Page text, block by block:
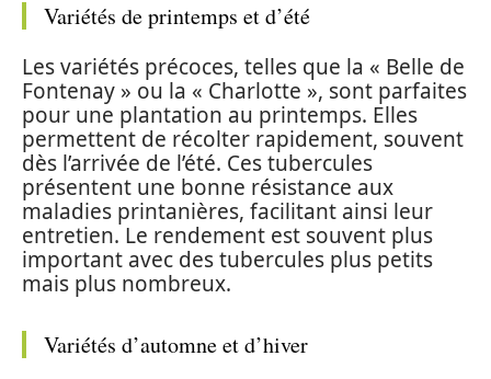
Variétés de printemps et d’été
Les variétés précoces, telles que la « Belle de
Fontenay » ou la « Charlotte », sont parfaites
pour une plantation au printemps. Elles
permettent de récolter rapidement, souvent
dès l’arrivée de l’été. Ces tubercules
présentent une bonne résistance aux
maladies printanières, facilitant ainsi leur
entretien. Le rendement est souvent plus
important avec des tubercules plus petits
mais plus nombreux.
Variétés d’automne et d’hiver